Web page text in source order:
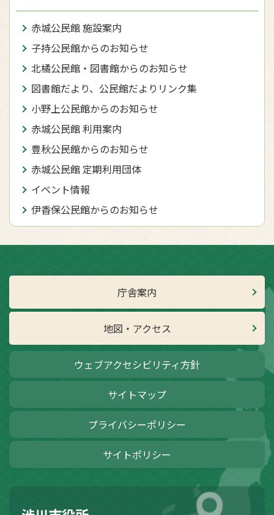
赤城公民館 施設案内
子持公民館からのお知らせ
北橘公民館・図書館からのお知らせ
図書館だより、公民館だよりリンク集
小野上公民館からのお知らせ
赤城公民館 利用案内
豊秋公民館からのお知らせ
赤城公民館 定期利用団体
イベント情報
伊香保公民館からのお知らせ
庁舎案内
地図・アクセス
ウェブアクセシビリティ方針
サイトマップ
プライバシーポリシー
サイトポリシー